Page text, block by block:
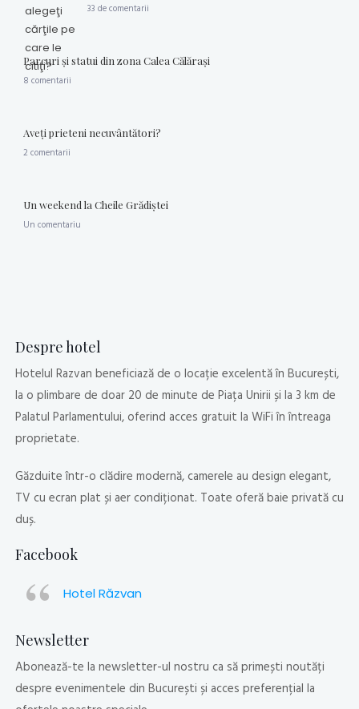
33 de comentarii
Parcuri şi statui din zona Calea Călăraşi
8 comentarii
Aveţi prieteni necuvântători?
2 comentarii
Un weekend la Cheile Grădiştei
Un comentariu
Despre hotel
Hotelul Razvan beneficiază de o locație excelentă în București,
la o plimbare de doar 20 de minute de Piața Unirii și la 3 km de
Palatul Parlamentului, oferind acces gratuit la WiFi în întreaga
proprietate.
Găzduite într-o clădire modernă, camerele au design elegant,
TV cu ecran plat și aer condiționat. Toate oferă baie privată cu
duș.
Facebook
Hotel Răzvan
Newsletter
Abonează-te la newsletter-ul nostru ca să primești noutăți
despre evenimentele din București și acces preferențial la